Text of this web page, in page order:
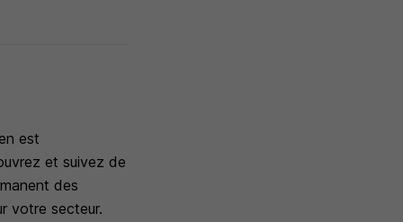
est
et suivez de
des
votre secteur.